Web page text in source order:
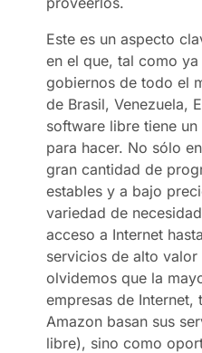
Este es un aspecto
en el que, tal como
gobiernos de todo el
de Brasil, Venezuela,
software libre tiene
para hacer. No sólo
gran cantidad de
estables y a bajo
variedad de
acceso a Internet
servicios de alto
olvidemos que la
empresas de Internet,
Amazon basan sus
libre), sino como